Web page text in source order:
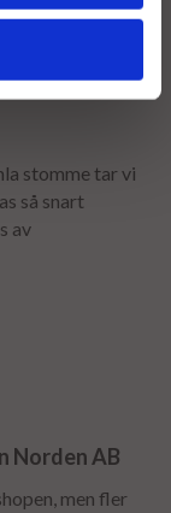
stomme tar vi
så snart
av
Norden AB
men fler